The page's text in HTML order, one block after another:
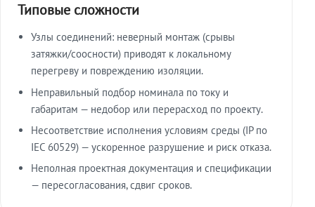
Типовые сложности
Узлы соединений: неверный монтаж (срывы
затяжки/соосности) приводят к локальному
перегреву и повреждению изоляции.
Неправильный подбор номинала по току и
габаритам — недобор или перерасход по проекту.
Несоответствие исполнения условиям среды (IP по
IEC 60529) — ускоренное разрушение и риск отказа.
Неполная проектная документация и спецификации
— пересогласования, сдвиг сроков.